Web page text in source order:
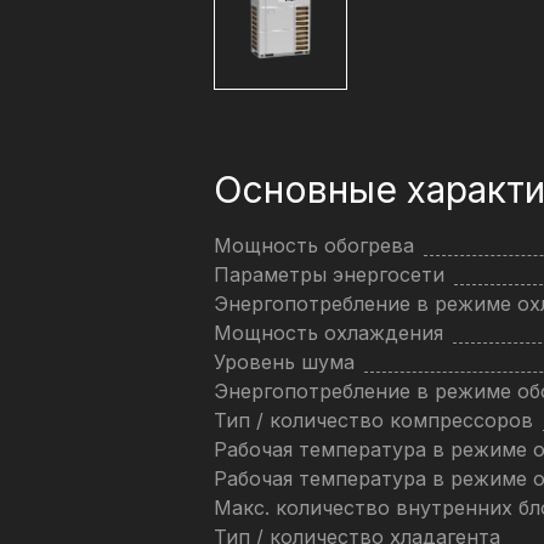
Основные
Мощность обогрева
Параметры энергосети
Энергопотребление в режиме
Мощность охлаждения
Уровень шума
Энергопотребление в режиме
Тип / количество компрессоров
Рабочая температура в режиме
Рабочая температура в режиме
Макс. количество внутренних
Тип / количество хладагента